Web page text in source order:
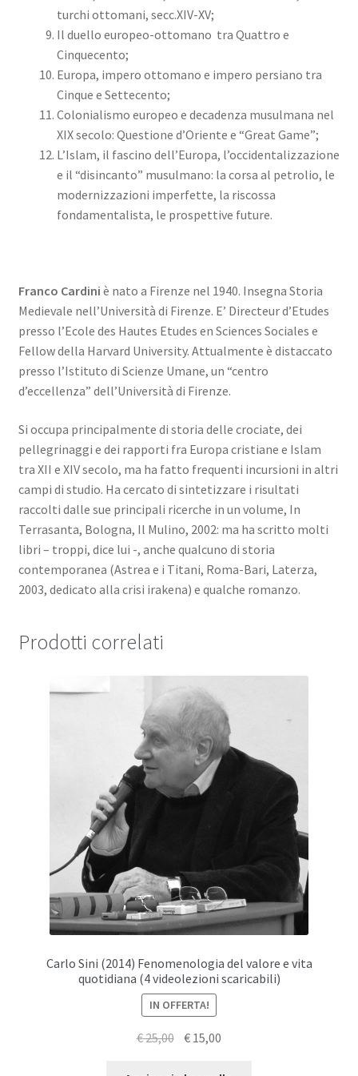
turchi ottomani, secc.XIV-XV;
Il duello europeo-ottomano tra Quattro e
Cinquecento;
Europa, impero ottomano e impero persiano tra
Cinque e Settecento;
Colonialismo europeo e decadenza musulmana nel
XIX secolo: Questione d’Oriente e “Great Game”;
L’Islam, il fascino dell’Europa, l’occidentalizzazione
e il “disincanto” musulmano: la corsa al petrolio, le
modernizzazioni imperfette, la riscossa
fondamentalista, le prospettive future.
Franco Cardini è nato a Firenze nel 1940. Insegna Storia
Medievale nell’Università di Firenze. E’ Directeur d’Etudes
presso l’Ecole des Hautes Etudes en Sciences Sociales e
Fellow della Harvard University. Attualmente è distaccato
presso l’Istituto di Scienze Umane, un “centro
d’eccellenza” dell’Università di Firenze.
Si occupa principalmente di storia delle crociate, dei
pellegrinaggi e dei rapporti fra Europa cristiane e Islam
tra XII e XIV secolo, ma ha fatto frequenti incursioni in altri
campi di studio. Ha cercato di sintetizzare i risultati
raccolti dalle sue principali ricerche in un volume, In
Terrasanta, Bologna, Il Mulino, 2002: ma ha scritto molti
libri – troppi, dice lui -, anche qualcuno di storia
contemporanea (Astrea e i Titani, Roma-Bari, Laterza,
2003, dedicato alla crisi irakena) e qualche romanzo.
Prodotti correlati
Carlo Sini (2014) Fenomenologia del valore e vita
quotidiana (4 videolezioni scaricabili)
IN OFFERTA!
€25,00 € 15,00